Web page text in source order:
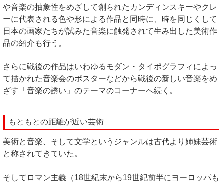
や音楽の抽象性をめざして創られたカンディンスキーやクレ
ーに代表される色や形による作品と同時に、時を同じくして
日本の画家たちが試みた音楽に触発されて生み出した美術作
品の紹介も行う。
さらに戦後の作品はいわゆるモダン・タイポグラフィによっ
て描かれた音楽会のポスターなどから戦後の新しい音楽をめ
ざす「音楽の誘い」のテーマのコーナーへ続く。
もともとの距離が近い芸術
美術と音楽、そして文学というジャンルは古代より姉妹芸術
と称されてきていた。
そしてロマン主義（18世紀末から19世紀前半にヨーロッパも